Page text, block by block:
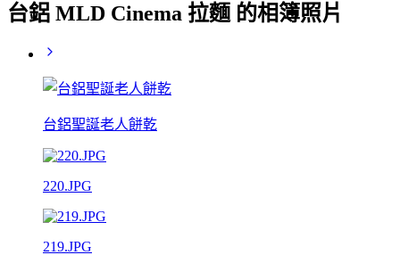
台鋁 MLD Cinema 拉麵 的相簿照片
台鋁聖誕老人餅乾
220.JPG
219.JPG